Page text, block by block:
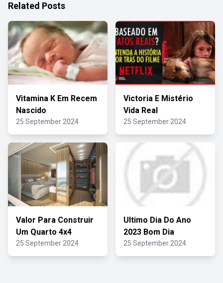
Related Posts
Vitamina K Em Recem
Nascido
25 September 2024
Victoria E Mistério
Vida Real
25 September 2024
Valor Para Construir
Um Quarto 4x4
25 September 2024
Ultimo Dia Do Ano
2023 Bom Dia
25 September 2024